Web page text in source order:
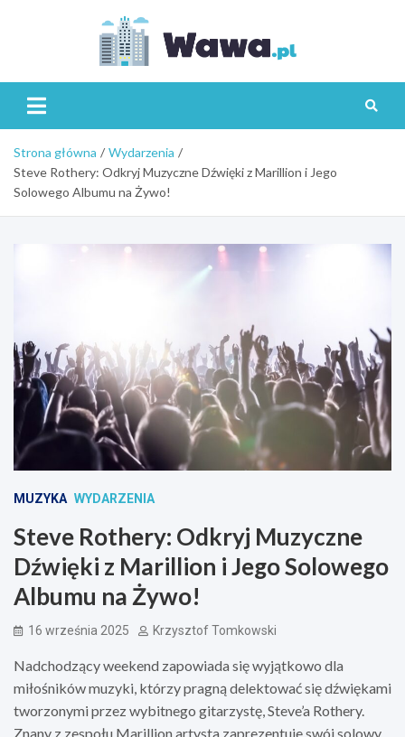
Strona główna
Wydarzenia
Steve Rothery: Odkryj Muzyczne Dźwięki z Marillion i Jego
Solowego Albumu na Żywo!
MUZYKA WYDARZENIA
Steve Rothery: Odkryj Muzyczne
Dźwięki z Marillion i Jego Solowego
Albumu na Żywo!
16 września 2025 Krzysztof Tomkowski
Nadchodzący weekend zapowiada się wyjątkowo dla
miłośników muzyki, którzy pragną delektować się dźwiękami
tworzonymi przez wybitnego gitarzystę, Steve’a Rothery.
Znany z zespołu Marillion artysta zaprezentuje swój solowy